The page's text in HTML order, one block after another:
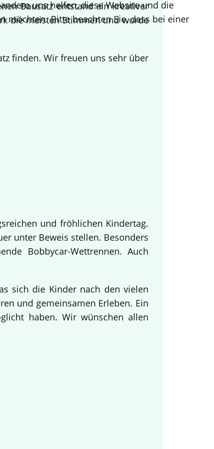
Bausatz entstand ein kreativer
die meisten Stimmen und wurde
finden. Wir freuen uns sehr über
und fröhlichen Kindertag.
unter Beweis stellen. Besonders
Bobbycar-Wettrennen. Auch
sich die Kinder nach den vielen
und gemeinsamen Erleben. Ein
haben. Wir wünschen allen
uns helfen, diese Website und die
möchten. Bitte beachten Sie, dass bei einer